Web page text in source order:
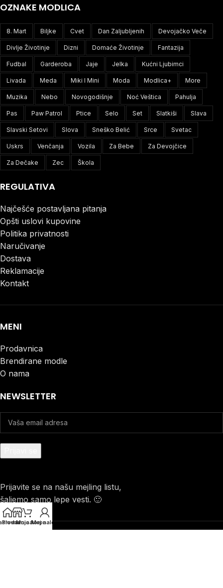
OZNAKE MODLICA
8. Mart Biljke Cvet Dan Zaljubljenih Devojačko Veče
Divlje Životinje Dizni Domaće Životinje Fantazija
Fudbal Garderoba Jaje Jelka Kućni Ljubimci
Livada Meda Miki I Mini Moda Modlica+ More
Muzika Nebo Novogodišnje Noć Veštica Pahulja
Pas Paw Patrol Ptice Selo Set Slatkiši Slava
Slavski Setovi Slova Sneško Belić Srce Svetac
Uskrs Venčanja Vozila Za Bebe Za Devojčice
Za Dečake Zec Škola
REGULATIVA
Najčešće postavljana pitanja
Opšti uslovi kupovine
Politika privatnosti
Naručivanje
Dostava
Reklamacije
Kontakt
MENI
Prodavnica
Brendirane modle
O nama
NEWSLETTER
Prijavite se na našu mejling listu,
šaljemo samo lepe vesti. 🙂
Prodavnica
Moja korpa
Moj nalog